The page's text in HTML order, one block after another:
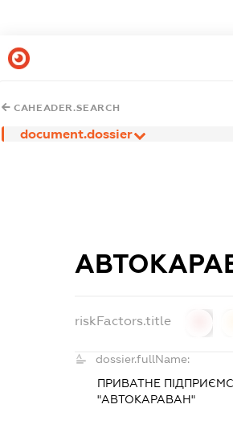
CAHEADER.SEARCH
document.dossier
riskFactors.title
dossier.fullName:
ПРИВАТНЕ
"АВТОКАРАВАН"